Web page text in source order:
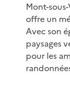
Mont-
offre un
Avec son
paysages
pour les